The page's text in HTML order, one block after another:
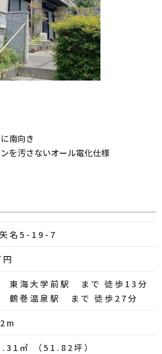
南向き
を汚さないオール電化仕様
名5-19-7
円
東海大学前駅 まで 徒歩13分
鶴巻温泉駅 まで 徒歩27分
㎡ （51.82坪）